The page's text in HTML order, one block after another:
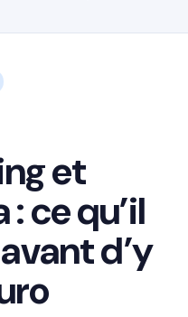
et
ce qu’il
d’y